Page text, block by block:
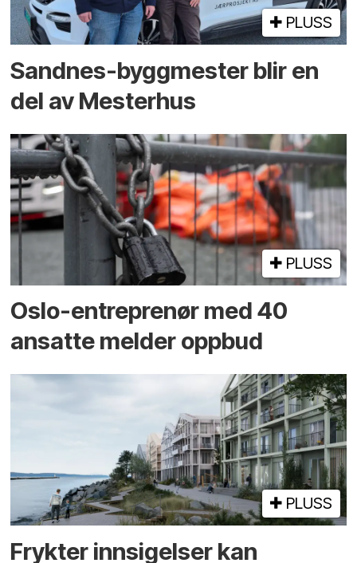
PLUSS
Sandnes-byggmester blir en
del av Mesterhus
PLUSS
Oslo-entreprenør med 40
ansatte melder oppbud
PLUSS
Frykter innsigelser kan